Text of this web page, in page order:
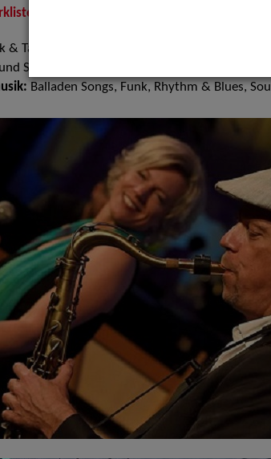
& Tanzmusik, Jazz
Swing
Balladen Songs, Funk, Rhythm & Blues, Soul